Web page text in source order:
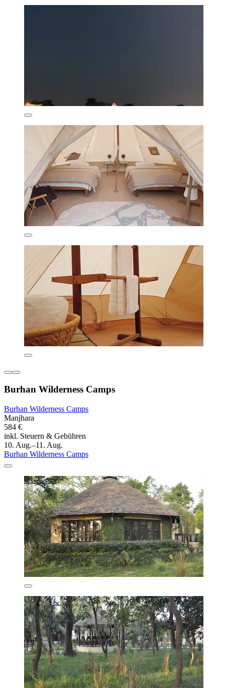
Burhan Wilderness Camps
Burhan Wilderness Camps
Manjhara
584 €
inkl. Steuern & Gebühren
10. Aug.–11. Aug.
Burhan Wilderness Camps